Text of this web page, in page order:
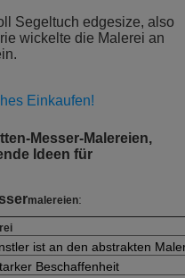
Segeltuch edgesize, also
wickelte die Malerei an
Einkaufen!
Messer-Malereien,
Ideen für
malereien:
ist an den abstrakten
Beschaffenheit